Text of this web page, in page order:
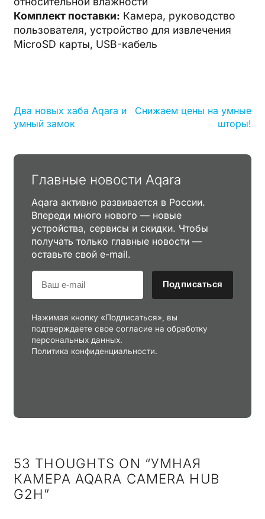
Комплект поставки: Камера, руководство
пользователя, устройство для извлечения
MicroSD карты, USB-кабель
Два новых хаба Aqara и
умный замок
Снижаем цены на умные
шторы!
Главные новости Aqara
Aqara активно развивается в России.
Впереди много нового — новые
устройства, сервисы и скидки. Чтобы
получать только главные новости —
оставьте свой e-mail.
Подписаться
Нажимая кнопку «Подписаться», вы
подтверждаете свое согласие на обработку
персональных данных.
Политика конфиденциальности.
53 THOUGHTS ON “УМНАЯ
КАМЕРА AQARA CAMERA HUB
G2H”